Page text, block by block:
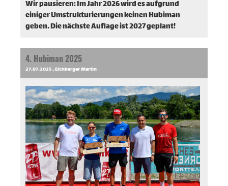
Wir pausieren: Im Jahr 2026 wird es aufgrund
einiger Umstrukturierungen keinen Hubiman
geben. Die nächste Auflage ist 2027 geplant!
4. Hubiman 2025
27.07.2025, Eichberger Martin